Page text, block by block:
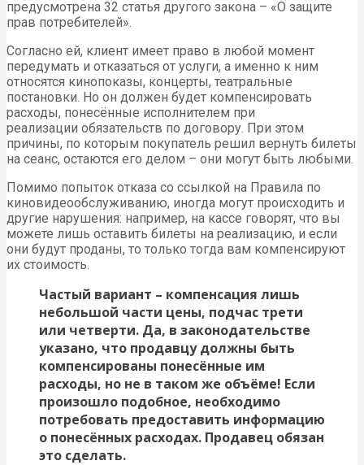
предусмотрена 32 статья другого закона – «О защите
прав потребителей».
Согласно ей, клиент имеет право в любой момент
передумать и отказаться от услуги, а именно к ним
относятся кинопоказы, концерты, театральные
постановки. Но он должен будет компенсировать
расходы, понесённые исполнителем при
реализации обязательств по договору. При этом
причины, по которым покупатель решил вернуть билеты
на сеанс, остаются его делом – они могут быть любыми.
Помимо попыток отказа со ссылкой на Правила по
киновидеообслуживанию, иногда могут происходить и
другие нарушения: например, на кассе говорят, что вы
можете лишь оставить билеты на реализацию, и если
они будут проданы, то только тогда вам компенсируют
их стоимость.
Частый вариант – компенсация лишь
небольшой части цены, подчас трети
или четверти. Да, в законодательстве
указано, что продавцу должны быть
компенсированы понесённые им
расходы, но не в таком же объёме! Если
произошло подобное, необходимо
потребовать предоставить информацию
о понесённых расходах. Продавец обязан
это сделать.